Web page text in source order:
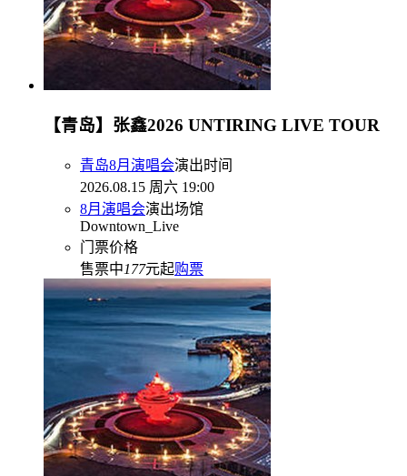
【青岛】张鑫2026 UNTIRING LIVE TOUR
青岛8月演唱会演出时间
2026.08.15 周六 19:00
8月演唱会演出场馆
Downtown_Live
门票价格
售票中177元起购票